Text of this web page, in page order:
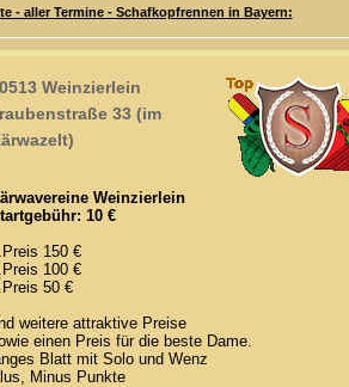
- aller Termine - Schafkopfrennen in Bayern:
Weinzierlein
33 (im
Weinzierlein
10 €
150 €
100 €
50 €
weitere attraktive Preise
einen Preis für die beste Dame.
Blatt mit Solo und Wenz
Minus Punkte